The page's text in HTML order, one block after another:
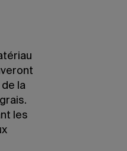
la
les